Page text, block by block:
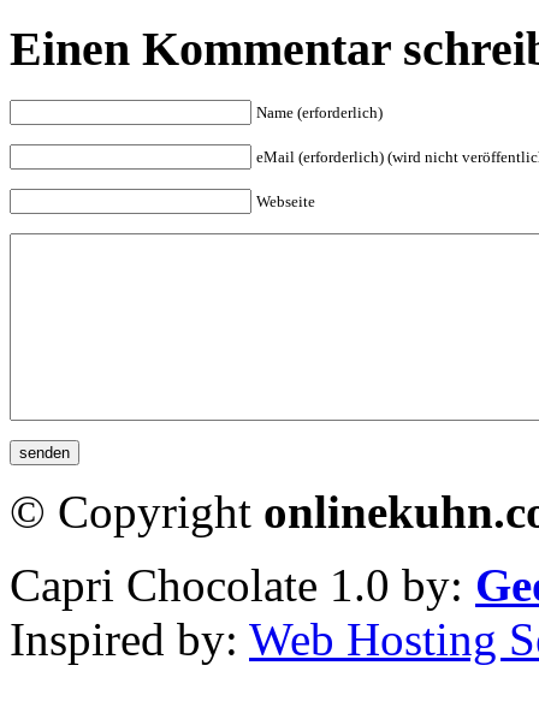
Einen Kommentar
Name (erforderlich)
eMail (erforderlich) (wird nicht
Webseite
© Copyright
Capri Chocolate 1.0 by:
Inspired by: Web Hosting